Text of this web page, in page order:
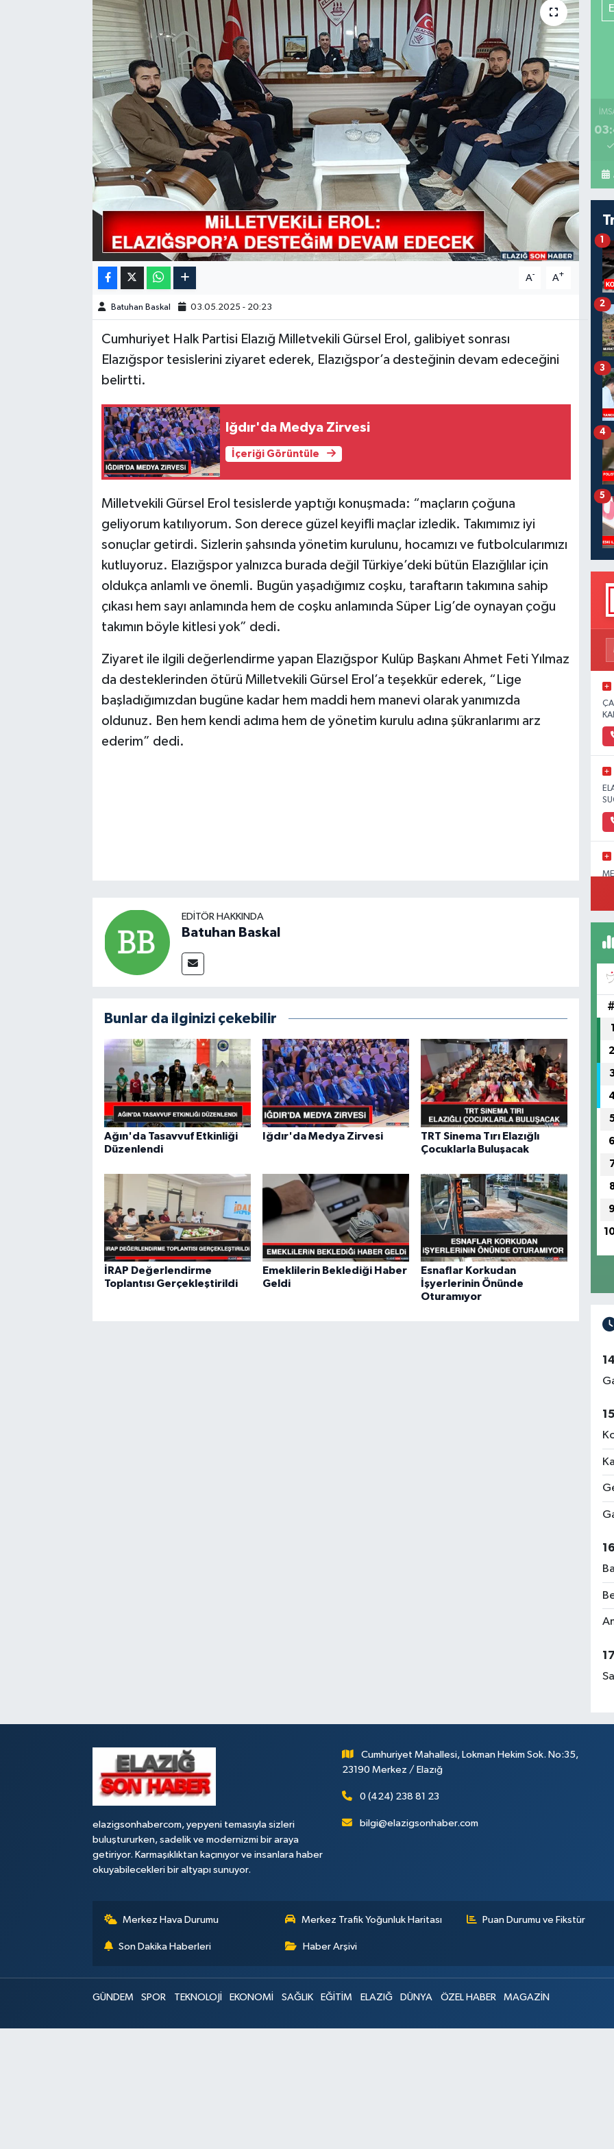
A- A+
Batuhan Baskal 03.05.2025 - 20:23
Cumhuriyet Halk Partisi Elazığ Milletvekili Gürsel Erol, galibiyet sonrası
Elazığspor tesislerini ziyaret ederek, Elazığspor’a desteğinin devam edeceğini
belirtti.
Iğdır'da Medya Zirvesi
İçeriği Görüntüle
Milletvekili Gürsel Erol tesislerde yaptığı konuşmada: “maçların çoğuna
geliyorum katılıyorum. Son derece güzel keyifli maçlar izledik. Takımımız iyi
sonuçlar getirdi. Sizlerin şahsında yönetim kurulunu, hocamızı ve futbolcularımızı
kutluyoruz. Elazığspor yalnızca burada değil Türkiye’deki bütün Elazığlılar için
oldukça anlamlı ve önemli. Bugün yaşadığımız coşku, taraftarın takımına sahip
çıkası hem sayı anlamında hem de coşku anlamında Süper Lig’de oynayan çoğu
takımın böyle kitlesi yok” dedi.
Ziyaret ile ilgili değerlendirme yapan Elazığspor Kulüp Başkanı Ahmet Feti Yılmaz
da desteklerinden ötürü Milletvekili Gürsel Erol’a teşekkür ederek, “Lige
başladığımızdan bugüne kadar hem maddi hem manevi olarak yanımızda
oldunuz. Ben hem kendi adıma hem de yönetim kurulu adına şükranlarımı arz
ederim” dedi.
EDITÖR HAKKINDA
Batuhan Baskal
Bunlar da ilginizi çekebilir
Ağın'da Tasavvuf Etkinliği
Düzenlendi
Iğdır'da Medya Zirvesi
TRT Sinema Tırı Elazığlı
Çocuklarla Buluşacak
İRAP Değerlendirme
Toplantısı Gerçekleştirildi
Emeklilerin Beklediği Haber
Geldi
Esnaflar Korkudan
İşyerlerinin Önünde
Oturamıyor
1
2
3
4
5
#
1
2
6
9
elazigsonhabercom, yepyeni temasıyla sizleri
buluştururken, sadelik ve modernizmi bir araya
getiriyor. Karmaşıklıktan kaçınıyor ve insanlara haber
okuyabilecekleri bir altyapı sunuyor.
Cumhuriyet Mahallesi, Lokman Hekim Sok. No:35,
23190 Merkez / Elazığ
0 (424) 238 81 23
bilgi@elazigsonhaber.com
Merkez Hava Durumu Merkez Trafik Yoğunluk Haritası Puan Durumu ve Fikstür
Son Dakika Haberleri Haber Arşivi
GÜNDEM SPOR TEKNOLOJİ EKONOMİ SAĞLIK EĞİTİM ELAZIĞ DÜNYA ÖZEL HABER MAGAZİN
HABERDE İNSAN
KÜLTÜR-SANAT